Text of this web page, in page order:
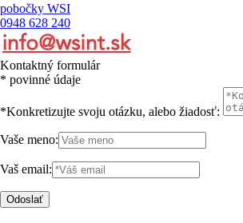
pobočky WSI
0948 628 240
Kontaktný formulár
* povinné údaje
*Konkretizujte svoju otázku, alebo žiadosť:
Vaše meno:
Vaš email:
Odoslať